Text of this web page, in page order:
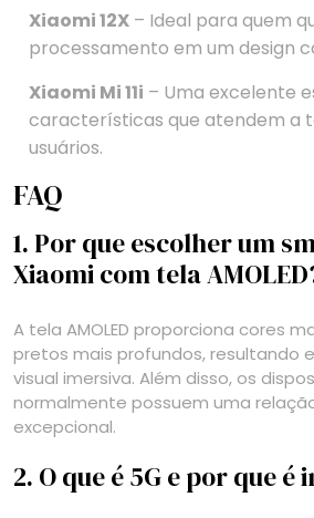
Xiaomi 12X – Ideal para quem
processamento em um design
Xiaomi Mi 11i – Uma excelente
características que atendem a
usuários.
FAQ
1. Por que escolher um
Xiaomi com tela
A tela AMOLED proporciona cores
pretos mais profundos, resultando
visual imersiva. Além disso, os
normalmente possuem uma
excepcional.
2. O que é 5G e por que